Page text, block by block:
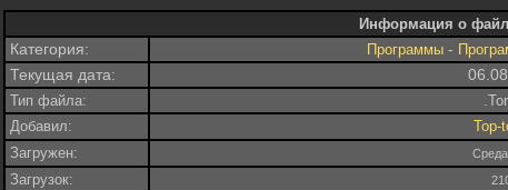
Информация о
Категория: Программы-
Текущая дата:
Тип файла:
Добавил:
Top-
Загружен:
Загрузок: